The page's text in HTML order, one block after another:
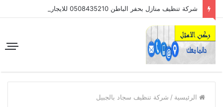
شركة تنظيف منازل بحفر الباطن 0508435210 للايجار
الرئيسية / شركة تنظيف سجاد بالجبيل